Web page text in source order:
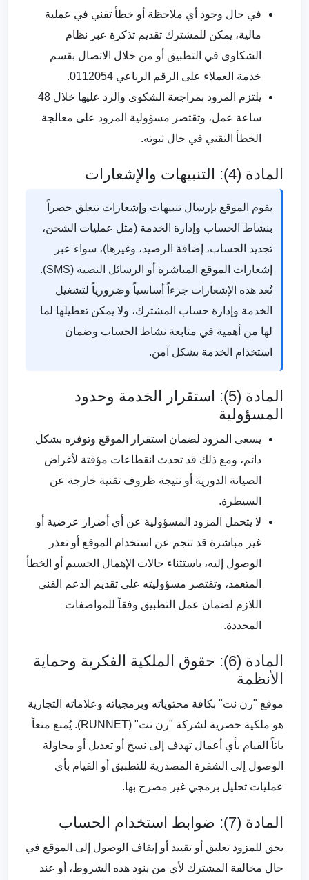
في حال وجود أي ملاحظة أو خطأ تقني في عملية
مالية، يمكن للمشترك تقديم تذكرة عبر نظام
الشكاوى في التطبيق أو من خلال الاتصال بقسم
خدمة العملاء على الرقم الرباعي 0112054.
يلتزم المزود بمراجعة الشكوى والرد عليها خلال 48
ساعة عمل، وتقتصر مسؤولية المزود على معالجة
الخطأ التقني في حال ثبوته.
المادة (4): التنبيهات والإشعارات
يقوم الموقع بإرسال تنبيهات وإشعارات تتعلق حصراً
بنشاط الحساب وإدارة الخدمة (مثل عمليات الشحن،
تجديد الحساب، إضافة الرصيد، وغيرها)، سواء عبر
إشعارات الموقع المباشرة أو الرسائل النصية (SMS).
تُعد هذه الإشعارات جزءاً أساسياً وضرورياً لتشغيل
الخدمة وإدارة حساب المشترك، ولا يمكن تعطيلها لما
لها من أهمية في متابعة نشاط الحساب وضمان
استخدام الخدمة بشكل آمن.
المادة (5): استقرار الخدمة وحدود
المسؤولية
يسعى المزود لضمان استقرار الموقع وتوفره بشكل
دائم، ومع ذلك قد تحدث انقطاعات مؤقتة لأغراض
الصيانة الدورية أو نتيجة ظروف تقنية خارجة عن
السيطرة.
لا يتحمل المزود المسؤولية عن أي أضرار عرضية أو
غير مباشرة قد تنجم عن استخدام الموقع أو تعذر
الوصول إليه، باستثناء حالات الإهمال الجسيم أو الخطأ
المتعمد، وتقتصر مسؤوليته على تقديم الدعم الفني
اللازم لضمان عمل التطبيق وفقاً للمواصفات
المحددة.
المادة (6): حقوق الملكية الفكرية وحماية
الأنظمة
موقع "رن نت" بكافة محتوياته وبرمجياته وعلاماته التجارية
هو ملكية حصرية لشركة "رن نت" (RUNNET). يُمنع منعاً
باتاً القيام بأي أعمال تهدف إلى نسخ أو تعديل أو محاولة
الوصول إلى الشفرة المصدرية للتطبيق أو القيام بأي
عمليات تحليل برمجي غير مصرح بها.
المادة (7): ضوابط استخدام الحساب
يحق للمزود تعليق أو تقييد أو إيقاف الوصول إلى الموقع في
حال مخالفة المشترك لأي من بنود هذه الشروط، أو عند